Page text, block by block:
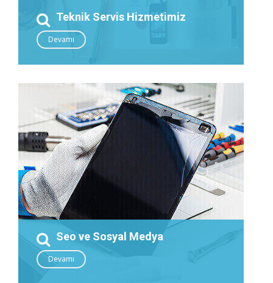
Teknik Servis Hizmetimiz
Devamı
Seo ve Sosyal Medya
Devamı